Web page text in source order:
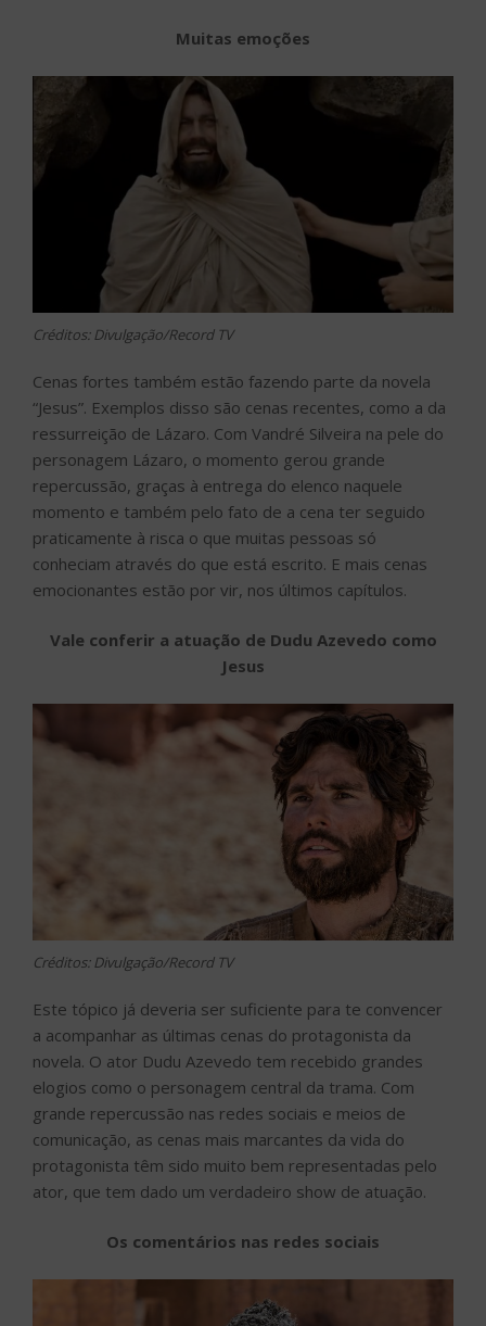
Muitas emoções
Créditos: Divulgação/Record TV
Cenas fortes também estão fazendo parte da novela
“Jesus”. Exemplos disso são cenas recentes, como a da
ressurreição de Lázaro. Com Vandré Silveira na pele do
personagem Lázaro, o momento gerou grande
repercussão, graças à entrega do elenco naquele
momento e também pelo fato de a cena ter seguido
praticamente à risca o que muitas pessoas só
conheciam através do que está escrito. E mais cenas
emocionantes estão por vir, nos últimos capítulos.
Vale conferir a atuação de Dudu Azevedo como
Jesus
Créditos: Divulgação/Record TV
Este tópico já deveria ser suficiente para te convencer
a acompanhar as últimas cenas do protagonista da
novela. O ator Dudu Azevedo tem recebido grandes
elogios como o personagem central da trama. Com
grande repercussão nas redes sociais e meios de
comunicação, as cenas mais marcantes da vida do
protagonista têm sido muito bem representadas pelo
ator, que tem dado um verdadeiro show de atuação.
Os comentários nas redes sociais